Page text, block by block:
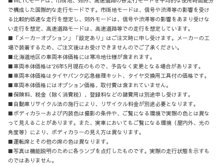
で構成した国際的な走行モードです。市街地モードは、信号や渋滞等の影響を受け
る比較的低速な走行を想定し、郊外モードは、信号や渋滞等の影響をあまり受けな
い走行を想定、高速道路モードは、高速道路等での走行を想定しています。
■「メーカーオプション」「設定あり」はご注文時に申し受けます。メーカーの工
場で装着するため、ご注文後はお受けできませんのでご了承ください。
■北海道地区の車両本体価格には寒冷地仕様が含まれます。
■車両本体価格は'26年5月現在のもので、予告なく変更となる場合があります。
■車両本体価格はタイヤパンク応急修理キット、タイヤ交換用工具付の価格です。
■車両本体価格にはオプション価格、取付費は含まれていません。
■保険料、税金（除く消費税）、登録料などの諸費用は別途申し受けます。
■自動車リサイクル法の施行により、リサイクル料金が別途必要となります。
■ボディカラーおよび内装色は撮影の条件や、ご覧になる環境で実際の色とは異な
って見えることがあります。また、実車においてもご覧になる環境（屋内外、光の
角度等）により、ボディカラーの見え方は異なります。
■運転席とその他の席の色は異なります。
■写真は機能説明のために各ランプを点灯したものです。実際の走行状態を示すも
のではありません。